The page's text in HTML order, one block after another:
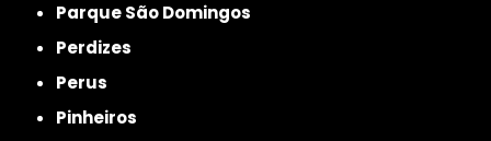
Parque São Domingos
Perdizes
Perus
Pinheiros